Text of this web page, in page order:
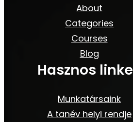
About
Categories
Courses
Blog
Hasznos
Munkatársaink
A tanév helyi rendje